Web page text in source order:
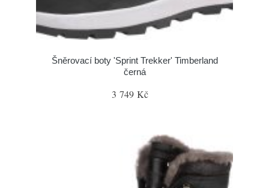
Šněrovací boty 'Sprint Trekker' Timberland
černá
3 749 Kč